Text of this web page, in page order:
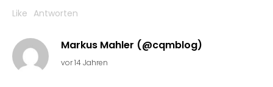
Like Antworten
Markus Mahler (@cqmblog)
vor 14 Jahren